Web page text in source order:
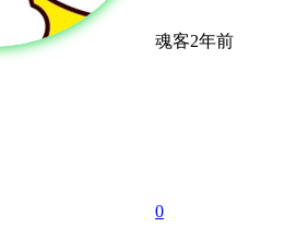
魂客2年前
0